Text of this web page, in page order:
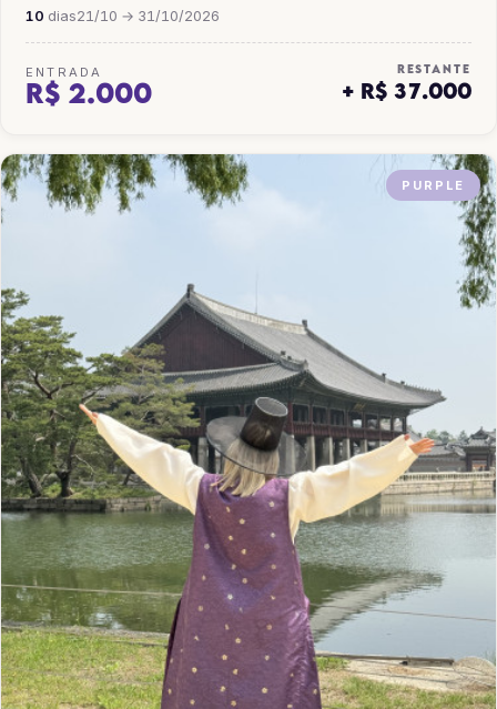
10 dias21/10 → 31/10/2026
ENTRADA
R$ 2.000
RESTANTE
+ R$ 37.000
PURPLE